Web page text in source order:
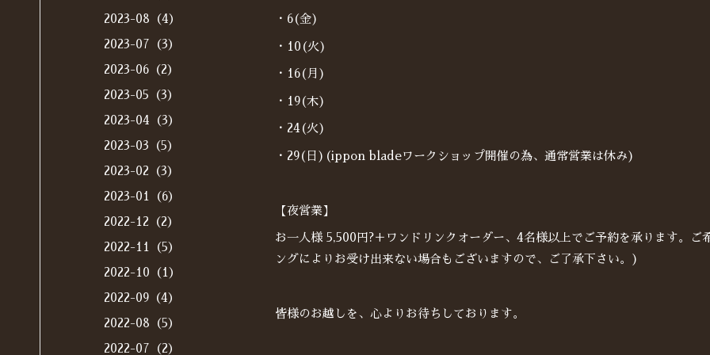
・6(金)
・10(火)
・16(月)
・19(木)
・24(火)
・29(日)(ippon bladeワークショップ開催の為、通常営業は休み)
【夜営業】
お一人様 5,500円?＋ワンドリンクオーダー、4名様以上でご予約を承ります。
ングによりお受け出来ない場合もございますので、ご了承下さい。)
皆様のお越しを、心よりお待ちしております。
2023-08（4）
2023-07（3）
2023-06（2）
2023-05（3）
2023-04（3）
2023-03（5）
2023-02（3）
2023-01（6）
2022-12（2）
2022-11（5）
2022-10（1）
2022-09（4）
2022-08（5）
2022-07（2）